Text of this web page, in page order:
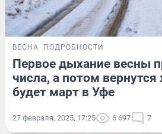
ВЕСНА ПОДРОБНОСТИ
Первое дыхание весны
числа, а потом
будет март в Уфе
27 февраля, 2025, 17:25 6 697 7